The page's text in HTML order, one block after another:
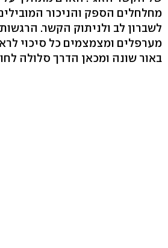
מחלחלים הספק והניכור
לשברון לב ולניתוק הקשר.
מערפלים ומצמצמים כל סיכוי
באור שונה ומכאן הדרך סלולה